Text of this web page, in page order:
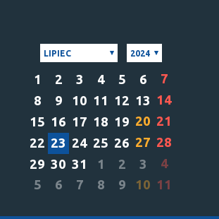
LIPIEC 2024
1 2 3 4 5 6
7
8
9 10 11 12 13 14
15 16 17 18 19 20 21
22 23 24 25 26 27 28
29 30 31 1 2 3
4
5
6 7 8 9 10 11